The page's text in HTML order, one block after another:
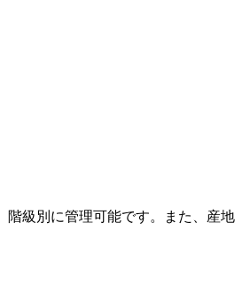
階級別に管理可能です。また、産地